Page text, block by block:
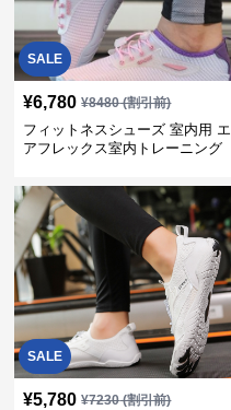
SALE
¥6,780 ¥8480(割引前)
フィットネスシューズ 室内用 エ
アフレックス室内トレーニング
SALE
¥5,780 ¥7230(割引前)